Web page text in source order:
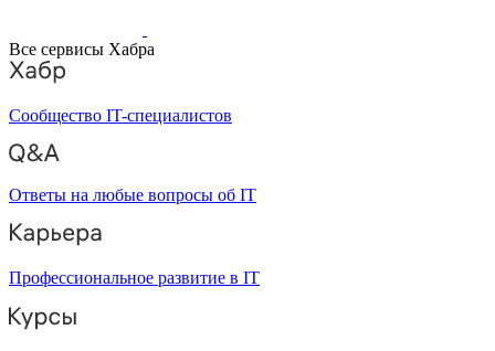
Все сервисы Хабра
Сообщество IT-специалистов
Ответы на любые вопросы об IT
Профессиональное развитие в IT